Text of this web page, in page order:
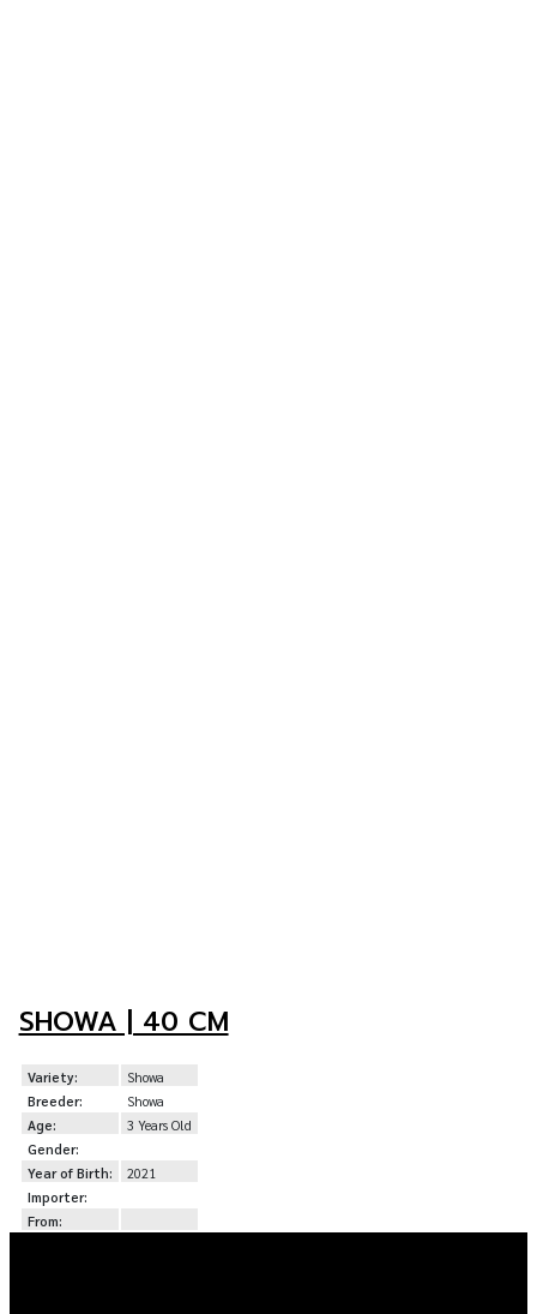
SHOWA | 40 CM
Variety:
Showa
Breeder:
Showa
Age:
3 Years Old
Gender:
Year of Birth:
2021
Importer:
From: